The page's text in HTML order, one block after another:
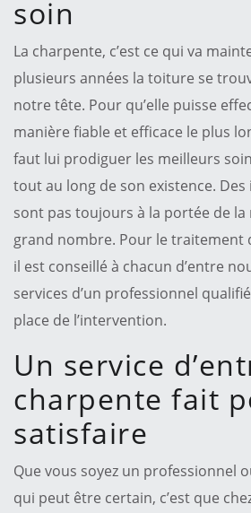
soin
La charpente, c’est ce qui va
plusieurs années la toiture se
notre tête. Pour qu’elle puisse
manière fiable et efficace le plus
faut lui prodiguer les meilleurs
tout au long de son existence.
sont pas toujours à la portée de
grand nombre. Pour le traitement
il est conseillé à chacun d’entre
services d’un professionnel
place de l’intervention.
Un service
charpente fait
satisfaire
Que vous soyez un professionnel
qui peut être certain, c’est que